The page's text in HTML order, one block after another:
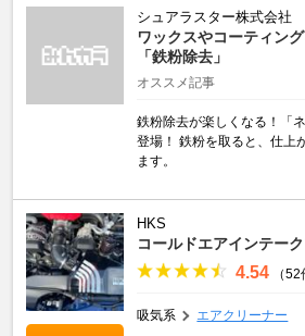
シュアラスター株式会社
ワックスやコーティン
「鉄粉除去」
オススメ記事
鉄粉除去が楽しくなる！「
登場！ 鉄粉を取ると、仕上
ます。
HKS
コールドエアインテー
4.54 （52
吸気系 エアクリーナー